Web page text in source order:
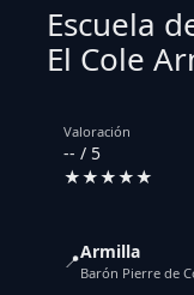
Escuela
El Cole
Valoración
-- / 5
★★★★★
📍Armilla
Barón Pierre de